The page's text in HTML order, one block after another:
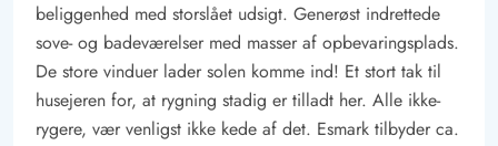
beliggenhed med storslået udsigt. Generøst indrettede
sove- og badeværelser med masser af opbevaringsplads.
De store vinduer lader solen komme ind! Et stort tak til
husejeren for, at rygning stadig er tilladt her. Alle ikke-
rygere, vær venligst ikke kede af det. Esmark tilbyder ca.